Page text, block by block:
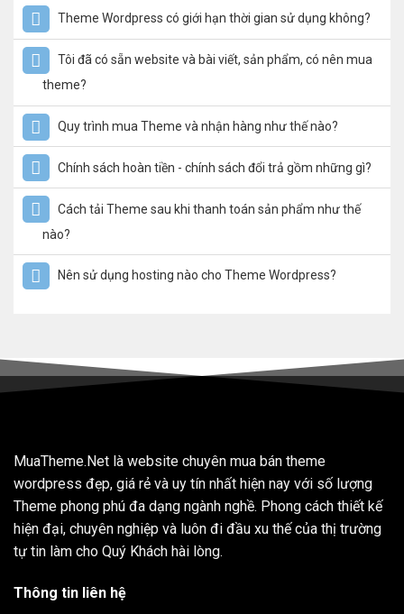
Theme Wordpress có giới hạn thời gian sử dụng không?
Tôi đã có sẵn website và bài viết, sản phẩm, có nên mua
theme?
Quy trình mua Theme và nhận hàng như thế nào?
Chính sách hoàn tiền - chính sách đổi trả gồm những gì?
Cách tải Theme sau khi thanh toán sản phẩm như thế
nào?
Nên sử dụng hosting nào cho Theme Wordpress?
MuaTheme.Net là website chuyên mua bán theme
wordpress đẹp, giá rẻ và uy tín nhất hiện nay với số lượng
Theme phong phú đa dạng ngành nghề. Phong cách thiết kế
hiện đại, chuyên nghiệp và luôn đi đầu xu thế của thị trường
tự tin làm cho Quý Khách hài lòng.
Thông tin liên hệ